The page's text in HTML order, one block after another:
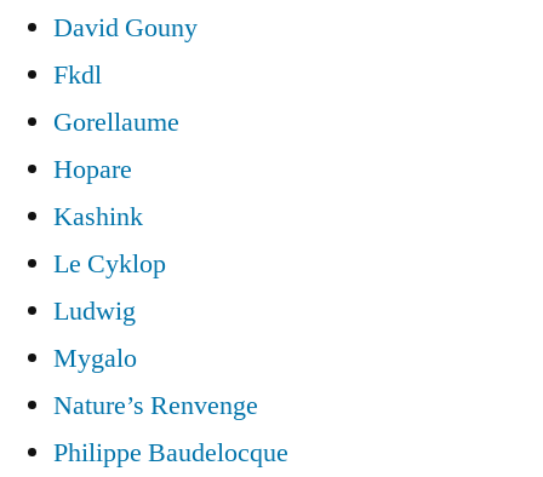
David Gouny
Fkdl
Gorellaume
Hopare
Kashink
Le Cyklop
Ludwig
Mygalo
Nature’s Renvenge
Philippe Baudelocque